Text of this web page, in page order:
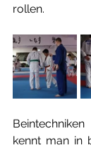
rollen.
kennt man in